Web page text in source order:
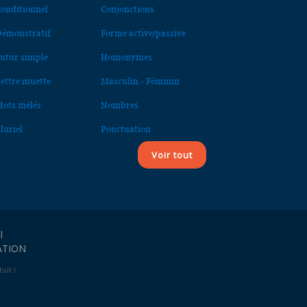
Conjonctions
Forme active/passive
simple Homonymes
muette Masculin - Féminin
mêlés Nombres
Ponctuation
Voir tout
!